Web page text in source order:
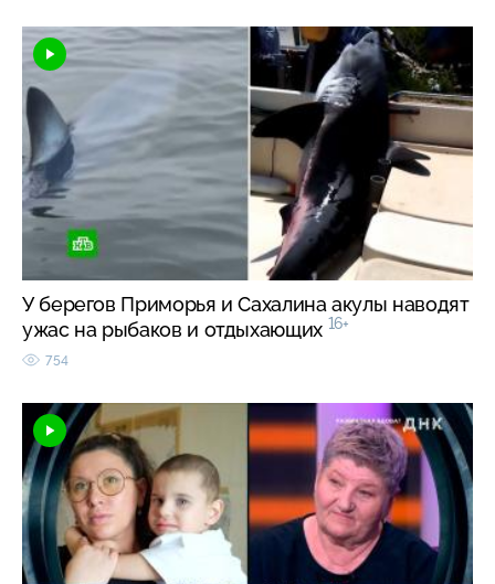
У берегов Приморья и Сахалина акулы наводят
ужас на рыбаков и отдыхающих 16+
754